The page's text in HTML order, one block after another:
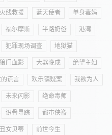
火线救援 蓝天使者 单身毒妈
福尔摩斯 半路奶爸 港湾
犯罪现场调查 地狱猫
狼门血影 大器晚成 绝望主妇
谎言 欢乐镇疑案 我欲为人
未来闪影 绝命毒师
识骨寻踪 都市侠盗
丑女贝蒂 前世今生